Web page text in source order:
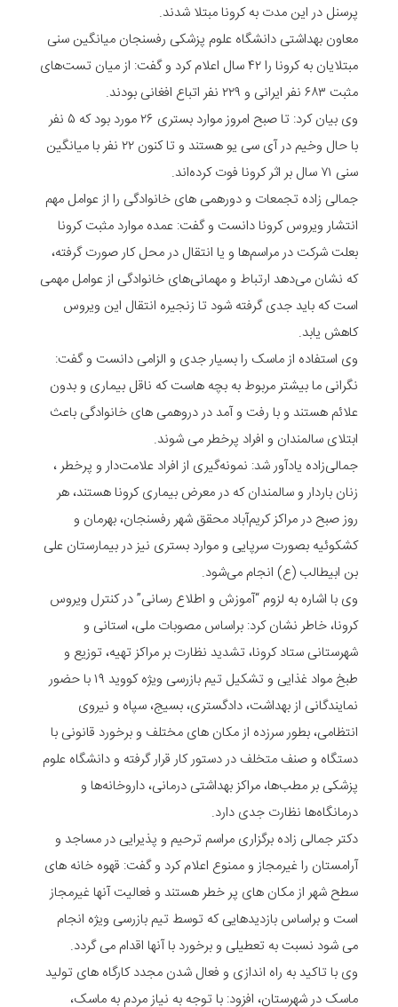
پرسنل در این مدت به کرونا مبتلا شدند.
معاون بهداشتی دانشگاه علوم پزشکی رفسنجان میانگین سنی
مبتلایان به کرونا را ۴۲ سال اعلام کرد و گفت: از میان تست‌های
مثبت ۶۸۳ نفر ایرانی و ۲۲۹ نفر اتباع افغانی بودند.
وی بیان کرد: تا صبح امروز موارد بستری ۲۶ مورد بود که ۵ نفر
با حال وخیم در آی سی یو هستند و تا کنون ۲۲ نفر با میانگین
سنی ۷۱ سال بر اثر کرونا فوت کرده‌اند.
جمالی زاده تجمعات و دورهمی های خانوادگی را از عوامل مهم
انتشار ویروس کرونا دانست و گفت: عمده موارد مثبت کرونا
بعلت شرکت در مراسم‌ها و یا انتقال در محل کار صورت گرفته،
که نشان می‌دهد ارتباط و مهمانی‌های خانوادگی از عوامل مهمی
است که باید جدی گرفته شود تا زنجیره انتقال این ویروس
کاهش یابد.
وی استفاده از ماسک را بسیار جدی و الزامی دانست و گفت:
نگرانی ما بیشتر مربوط به بچه هاست که ناقل بیماری و بدون
علائم هستند و با رفت و آمد در دروهمی های خانوادگی باعث
ابتلای سالمندان و افراد پرخطر می شوند.
جمالی‌زاده یادآور شد: نمونه‌گیری از افراد علامت‌دار و پرخطر ،
زنان باردار و سالمندان که در معرض بیماری کرونا هستند، هر
روز صبح در مراکز کریم‌آباد محقق شهر رفسنجان، بهرمان و
کشکوئیه بصورت سرپایی و موارد بستری نیز در بیمارستان علی
بن ابیطالب (ع) انجام می‌شود.
وی با اشاره به لزوم “آموزش و اطلاع رسانی” در کنترل ویروس
کرونا، خاطر نشان کرد: براساس مصوبات ملی، استانی و
شهرستانی ستاد کرونا، تشدید نظارت بر مراکز تهیه، توزیع و
طبخ مواد غذایی و تشکیل تیم بازرسی ویژه کووید ۱۹ با حضور
نمایندگانی از بهداشت، دادگستری، بسیج، سپاه و نیروی
انتظامی، بطور سرزده از مکان های مختلف و برخورد قانونی با
دستگاه و صنف متخلف در دستور کار قرار گرفته و دانشگاه علوم
پزشکی بر مطب‌ها، مراکز بهداشتی درمانی، داروخانه‌ها و
درمانگاه‌ها نظارت جدی دارد.
دکتر جمالی زاده برگزاری مراسم ترحیم و پذیرایی در مساجد و
آرامستان را غیرمجاز و ممنوع اعلام کرد و گفت: قهوه خانه های
سطح شهر از مکان های پر خطر هستند و فعالیت آنها غیرمجاز
است و براساس بازدیدهایی که توسط تیم بازرسی ویژه انجام
می شود نسبت به تعطیلی و برخورد با آنها اقدام می گردد.
وی با تاکید به راه اندازی و فعال شدن مجدد کارگاه های تولید
ماسک در شهرستان، افزود: با توجه به نیاز مردم به ماسک،